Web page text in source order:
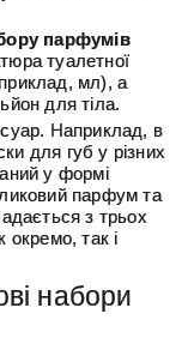
парфумів
туалетної
мл), а
для тіла.
Наприклад, в
для губ у різних
у формі
парфум та
з трьох
окремо, так і
набори